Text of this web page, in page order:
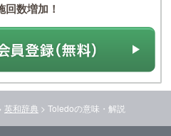
数増加！
英和辞典 > Toledoの意味・解説